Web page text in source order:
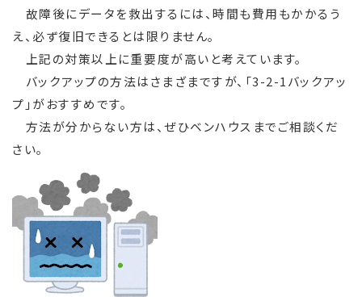
故障後にデータを救出するには、時間も費用もかかるう
え、必ず復旧できるとは限りません。
上記の対策以上に重要度が高いと考えています。
バックアップの方法はさまざまですが、「3-2-1バックアッ
プ」がおすすめです。
方法が分からない方は、ぜひベンハウスまでご相談くだ
さい。